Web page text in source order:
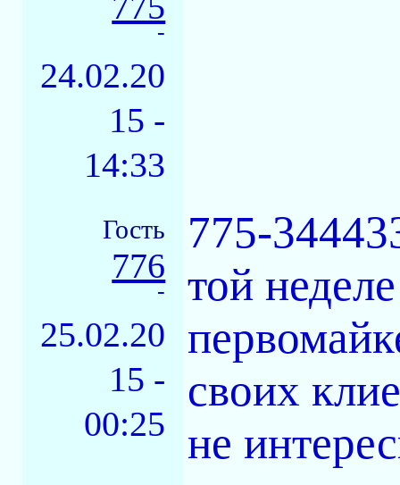
-
24.02.20
15 -
14:33
Гость
776
-
25.02.20
15 -
00:25
775-
той
своих
не